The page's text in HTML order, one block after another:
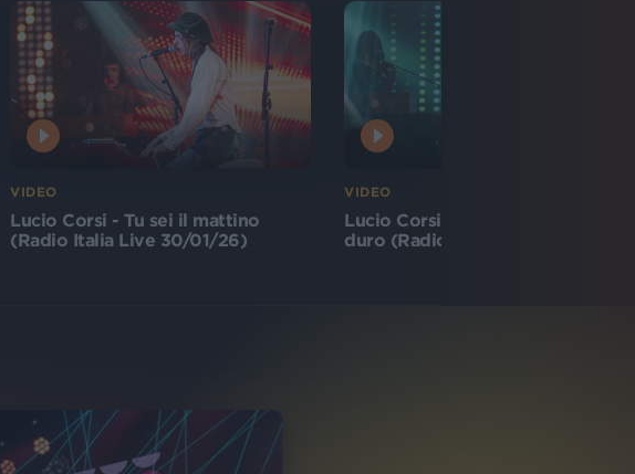
VIDEO
Lucio Corsi - Tu sei il mattino
(Radio Italia Live 30/01/26)
VIDEO
Lucio Corsi - Volevo essere un
duro (Radio Italia Live 30/01/26)